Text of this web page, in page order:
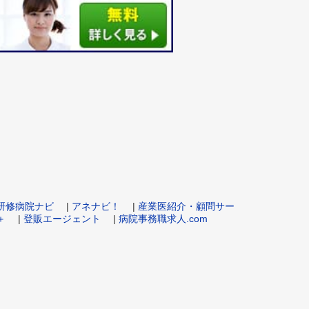
修病院ナビ | アネナビ！ | 産業医紹介・顧問サー
| 登販エージェント | 病院事務職求人.com